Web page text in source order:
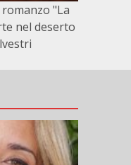
"La
nel deserto